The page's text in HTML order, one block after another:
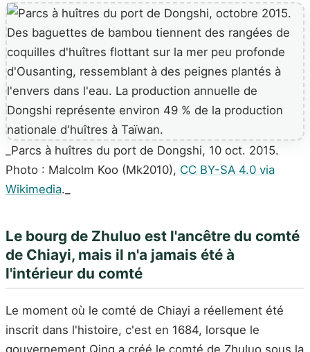
_Parcs à huîtres du port de Dongshi, 10 oct. 2015.
Photo : Malcolm Koo (Mk2010), CC BY-SA 4.0 via
Wikimedia._
Le bourg de Zhuluo est l'ancêtre du comté
de Chiayi, mais il n'a jamais été à
l'intérieur du comté
Le moment où le comté de Chiayi a réellement été
inscrit dans l'histoire, c'est en 1684, lorsque le
gouvernement Qing a créé le comté de Zhuluo sous la